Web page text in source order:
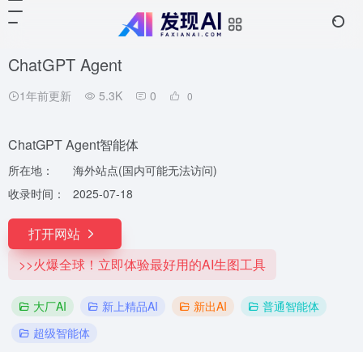
ChatGPT Agent
1年前更新 5.3K 0 0
ChatGPT Agent智能体
所在地：
海外站点(国内可能无法访问)
收录时间：
2025-07-18
打开网站
>>火爆全球！立即体验最好用的AI生图工具
大厂AI 新上精品AI 新出AI
普通智能体
超级智能体